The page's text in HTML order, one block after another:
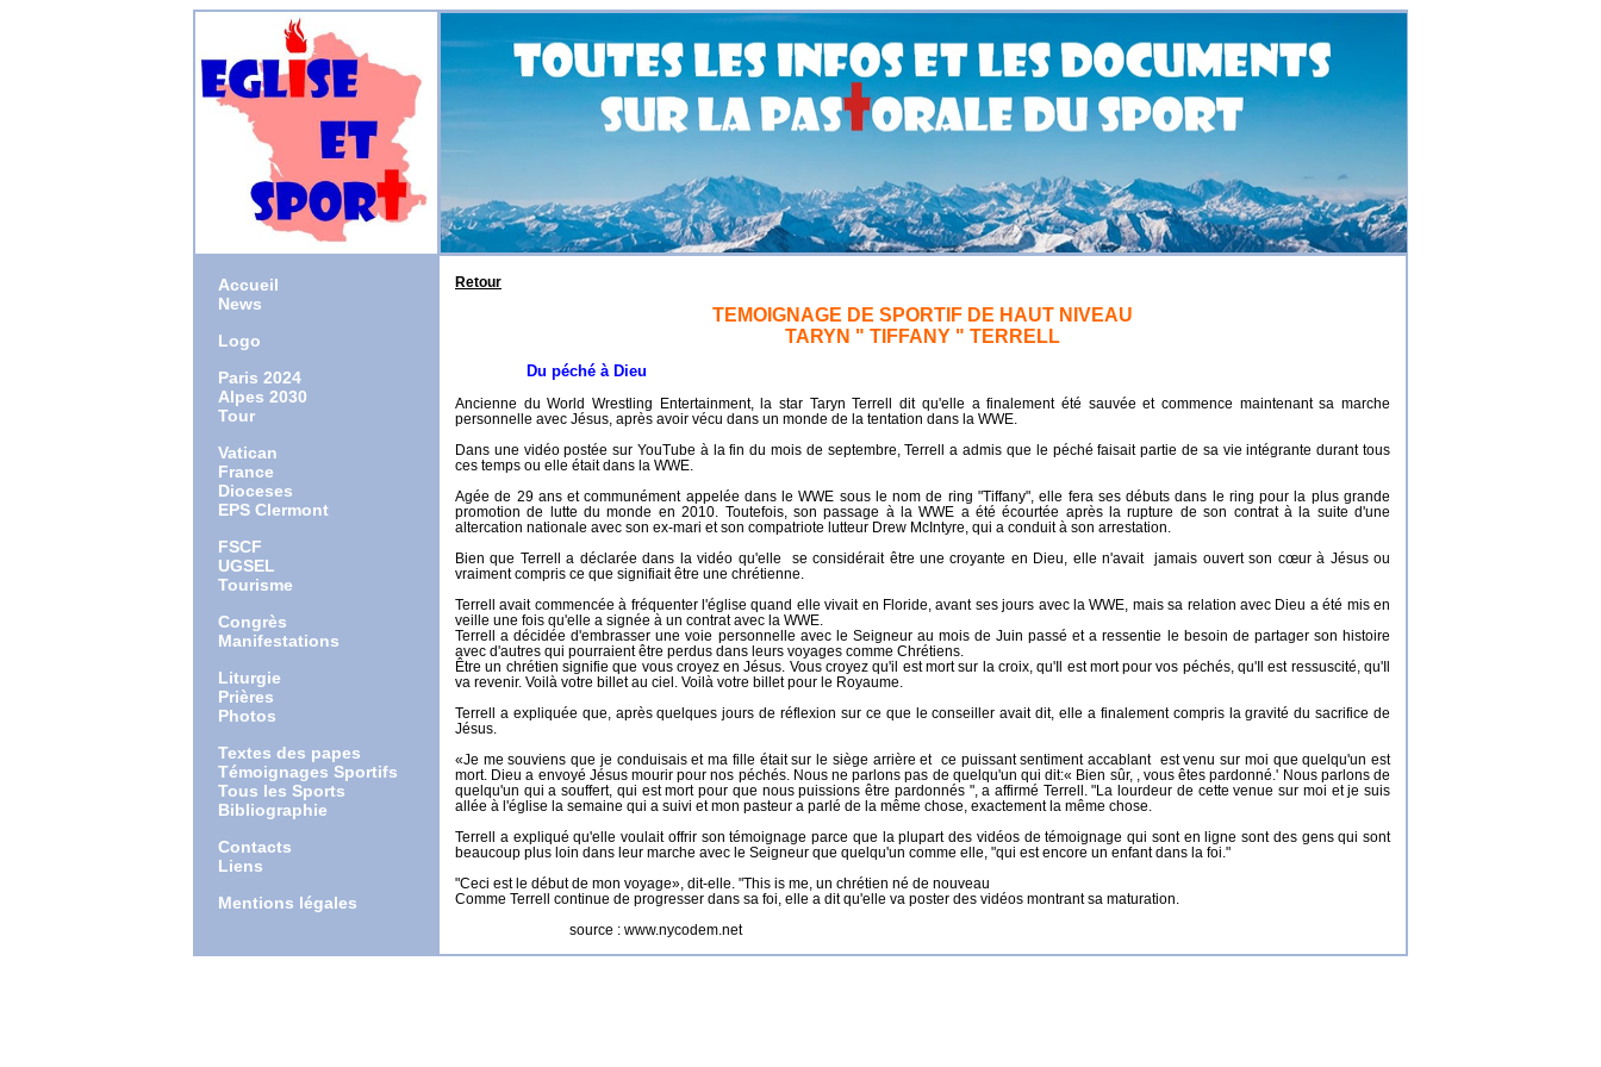
Accueil
News
Logo
Paris 2024
Alpes 2030
Tour
Vatican
France
Dioceses
EPS Clermont
FSCF
UGSEL
Tourisme
Congrès
Manifestations
Liturgie
Prières
Photos
Textes des papes
Témoignages Sportifs
Tous les Sports
Bibliographie
Contacts
Liens
Mentions légales
Retour
TEMOIGNAGE DE SPORTIF DE HAUT NIVEAU
TARYN " TIFFANY " TERRELL
Du péché à Dieu
Ancienne du World Wrestling Entertainment, la star Taryn Terrell dit qu'elle a finalement été sauvée et commence maintenant sa marche
personnelle avec Jésus, après avoir vécu dans un monde de la tentation dans la WWE.
Dans une vidéo postée sur YouTube à la fin du mois de septembre, Terrell a admis que le péché faisait partie de sa vie intégrante durant tous
ces temps ou elle était dans la WWE.
Agée de 29 ans et communément appelée dans le WWE sous le nom de ring "Tiffany", elle fera ses débuts dans le ring pour la plus grande
promotion de lutte du monde en 2010. Toutefois, son passage à la WWE a été écourtée après la rupture de son contrat à la suite d'une
altercation nationale avec son ex-mari et son compatriote lutteur Drew McIntyre, qui a conduit à son arrestation.
Bien que Terrell a déclarée dans la vidéo qu'elle se considérait être une croyante en Dieu, elle n'avait jamais ouvert son cœur à Jésus ou
vraiment compris ce que signifiait être une chrétienne.
Terrell avait commencée à fréquenter l'église quand elle vivait en Floride, avant ses jours avec la WWE, mais sa relation avec Dieu a été mis en
veille une fois qu'elle a signée à un contrat avec la WWE.
Terrell a décidée d'embrasser une voie personnelle avec le Seigneur au mois de Juin passé et a ressentie le besoin de partager son histoire
avec d'autres qui pourraient être perdus dans leurs voyages comme Chrétiens.
Être un chrétien signifie que vous croyez en Jésus. Vous croyez qu'il est mort sur la croix, qu'Il est mort pour vos péchés, qu'Il est ressuscité, qu'Il
va revenir. Voilà votre billet au ciel. Voilà votre billet pour le Royaume.
Terrell a expliquée que, après quelques jours de réflexion sur ce que le conseiller avait dit, elle a finalement compris la gravité du sacrifice de
Jésus.
«Je me souviens que je conduisais et ma fille était sur le siège arrière et ce puissant sentiment accablant est venu sur moi que quelqu'un est
mort. Dieu a envoyé Jésus mourir pour nos péchés. Nous ne parlons pas de quelqu'un qui dit:« Bien sûr, , vous êtes pardonné.' Nous parlons de
quelqu'un qui a souffert, qui est mort pour que nous puissions être pardonnés ", a affirmé Terrell. "La lourdeur de cette venue sur moi et je suis
allée à l'église la semaine qui a suivi et mon pasteur a parlé de la même chose, exactement la même chose.
Terrell a expliqué qu'elle voulait offrir son témoignage parce que la plupart des vidéos de témoignage qui sont en ligne sont des gens qui sont
beaucoup plus loin dans leur marche avec le Seigneur que quelqu'un comme elle, "qui est encore un enfant dans la foi."
"Ceci est le début de mon voyage», dit-elle. "This is me, un chrétien né de nouveau
Comme Terrell continue de progresser dans sa foi, elle a dit qu'elle va poster des vidéos montrant sa maturation.
source : www.nycodem.net